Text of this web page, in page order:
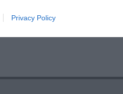
Privacy Policy